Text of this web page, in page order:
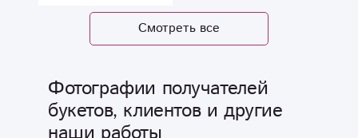
сопутствующих
товаров для
поздравления!
Смотреть все
Фотографии получателей
букетов, клиентов и другие